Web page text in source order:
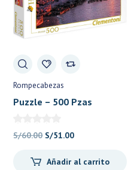
Rompecabezas
Puzzle – 500 Pzas
S/60.00 El
original
S/51.00El
actual
Añadir al carrito